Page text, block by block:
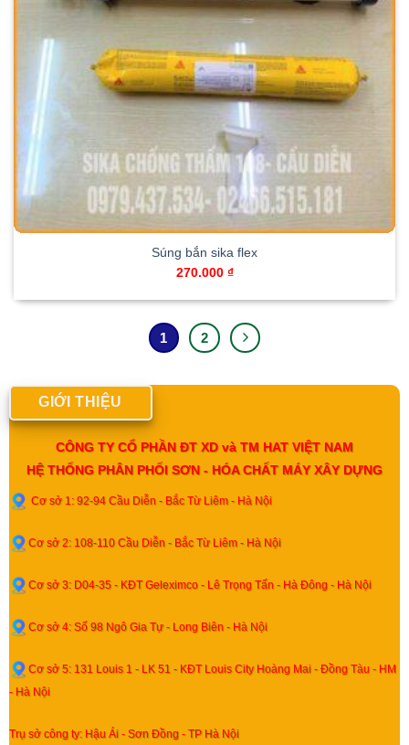
Súng bắn sika flex
270.000 ₫
1 2
GIỚI THIỆU
CÔNG TY CỔ PHẦN ĐT XD và TM HAT VIỆT NAM
HỆ THỐNG PHÂN PHỐI SƠN - HÓA CHẤT MÁY XÂY DỰNG
Cơ sở 1: 92-94 Cầu Diễn - Bắc Từ Liêm - Hà Nội
Cơ sở 2: 108-110 Cầu Diễn - Bắc Từ Liêm - Hà Nội
Cơ sở 3: D04-35 - KĐT Geleximco - Lê Trọng Tấn - Hà Đông - Hà Nội
Cơ sở 4: Số 98 Ngô Gia Tự - Long Biên - Hà Nội
Cơ sở 5: 131 Louis 1 - LK 51 - KĐT Louis City Hoàng Mai - Đồng Tàu - HM
- Hà Nội
Trụ sở công ty: Hậu Ái - Sơn Đồng - TP Hà Nội